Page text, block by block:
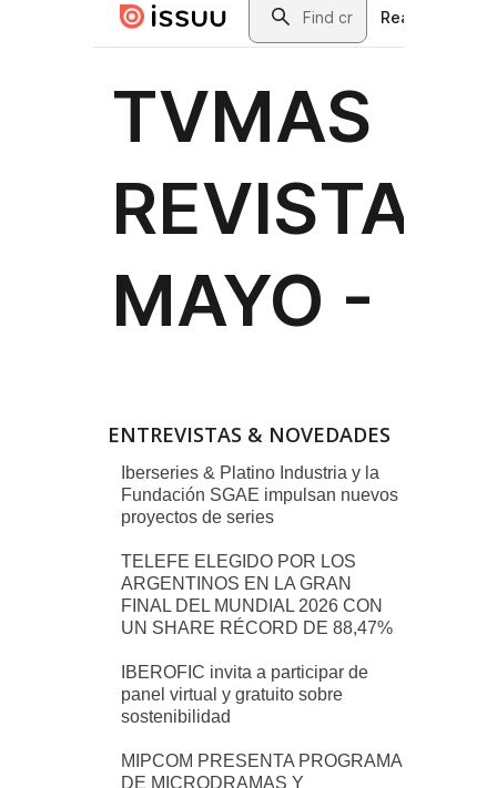
ENTREVISTAS & NOVEDADES
Iberseries & Platino Industria y la
Fundación SGAE impulsan nuevos
proyectos de series
TELEFE ELEGIDO POR LOS
ARGENTINOS EN LA GRAN
FINAL DEL MUNDIAL 2026 CON
UN SHARE RÉCORD DE 88,47%
IBEROFIC invita a participar de
panel virtual y gratuito sobre
sostenibilidad
MIPCOM PRESENTA PROGRAMA
DE MICRODRAMAS Y